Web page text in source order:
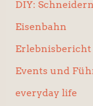
DIY:
Eisenbahn
Erlebnisbericht
Events und
everyday life